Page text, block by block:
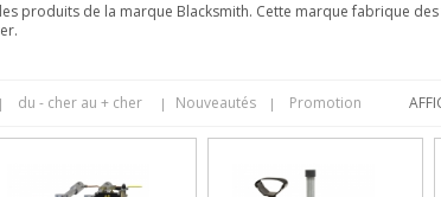
produits de la marque Blacksmith. Cette marque fabrique
| du - cher au + cher | Nouveautés | Promotion